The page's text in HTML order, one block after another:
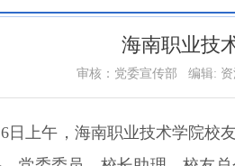
海南职业技
审核：党委宣传部 编辑:
日上午，海南职业技术学院校